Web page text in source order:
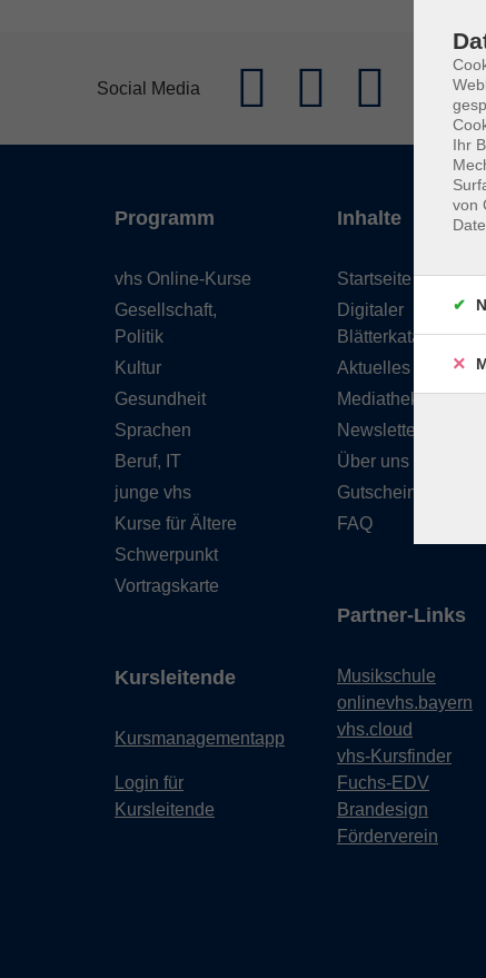
Social Media
Programm
vhs Online-Kurse
Gesellschaft,
Politik
Kultur
Gesundheit
Sprachen
Beruf, IT
junge vhs
Kurse für Ältere
Schwerpunkt
Vortragskarte
Kursleitende
Kursmanagementapp
Login für
Kursleitende
Inhalte
Startseite
Digitaler
Blätterkatalog
Aktuelles
Mediathek
Newsletter
Über uns
Gutschein
FAQ
Partner-Links
Musikschule
onlinevhs.bayern
vhs.cloud
vhs-Kursfinder
Fuchs-EDV
Brandesign
Förderverein
Ihr
von